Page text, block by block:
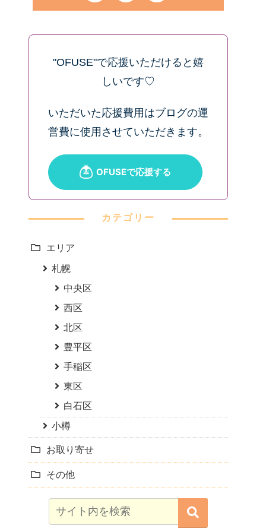
"OFUSE"で応援いただけると嬉
しいです♡
いただいた応援費用はブログの運
営費に使用させていただきます。
カテゴリー
エリア
札幌
中央区
西区
北区
豊平区
手稲区
東区
白石区
小樽
お取り寄せ
その他